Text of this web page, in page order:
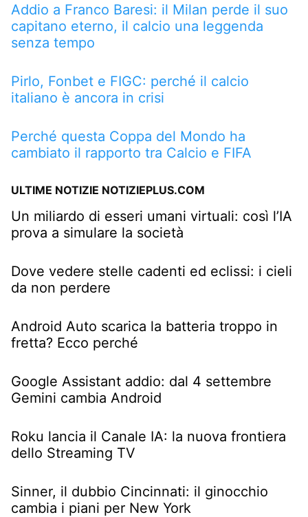
Addio a Franco Baresi: il Milan perde il suo
capitano eterno, il calcio una leggenda
senza tempo
Pirlo, Fonbet e FIGC: perché il calcio
italiano è ancora in crisi
Perché questa Coppa del Mondo ha
cambiato il rapporto tra Calcio e FIFA
ULTIME NOTIZIE NOTIZIEPLUS.COM
Un miliardo di esseri umani virtuali: così l’IA
prova a simulare la società
Dove vedere stelle cadenti ed eclissi: i cieli
da non perdere
Android Auto scarica la batteria troppo in
fretta? Ecco perché
Google Assistant addio: dal 4 settembre
Gemini cambia Android
Roku lancia il Canale IA: la nuova frontiera
dello Streaming TV
Sinner, il dubbio Cincinnati: il ginocchio
cambia i piani per New York